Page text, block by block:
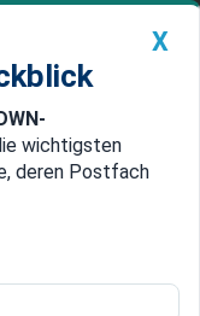
Premium
China
Ritter
X
DWN-
wichtigsten
deren Postfach